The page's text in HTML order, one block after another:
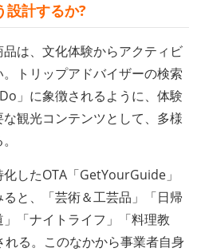
設計するか?
は、文化体験からアクティビ
トリップアドバイザーの検索
」に象徴されるように、体験
観光コンテンツとして、多様
したOTA「GetYourGuide」
と、「芸術＆工芸品」「日帰
「ナイトライフ」「料理教
る。このなかから事業者自身